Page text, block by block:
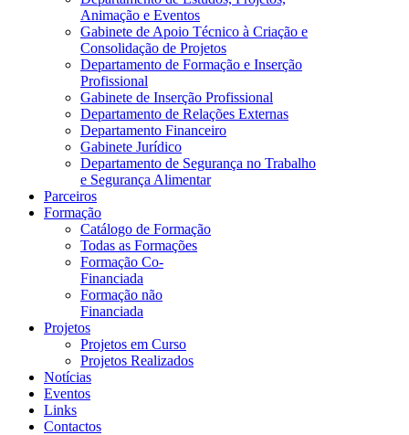
Animação e Eventos
Gabinete de Apoio Técnico à Criação e
Consolidação de Projetos
Departamento de Formação e Inserção
Profissional
Gabinete de Inserção Profissional
Departamento de Relações Externas
Departamento Financeiro
Gabinete Jurídico
Departamento de Segurança no Trabalho
e Segurança Alimentar
Parceiros
Formação
Catálogo de Formação
Todas as Formações
Formação Co-
Financiada
Formação não
Financiada
Projetos
Projetos em Curso
Projetos Realizados
Notícias
Eventos
Links
Contactos